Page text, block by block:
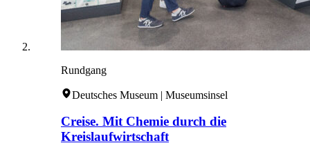
Rundgang
Deutsches Museum | Museumsinsel
Creise. Mit Chemie durch die
Kreislaufwirtschaft